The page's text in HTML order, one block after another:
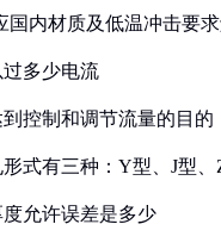
国内材质及低温冲击要
多少电流
控制和调节流量的目的
式有三种：Y型、J型、
允许误差是多少